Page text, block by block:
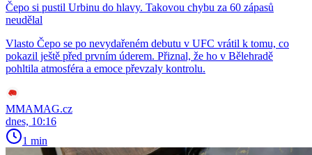
Čepo si pustil Urbinu do hlavy. Takovou chybu za 60 zápasů
neudělal
Vlasto Čepo se po nevydařeném debutu v UFC vrátil k tomu, co
pokazil ještě před prvním úderem. Přiznal, že ho v Bělehradě
pohltila atmosféra a emoce převzaly kontrolu.
MMAMAG.cz
dnes, 10:16
1 min